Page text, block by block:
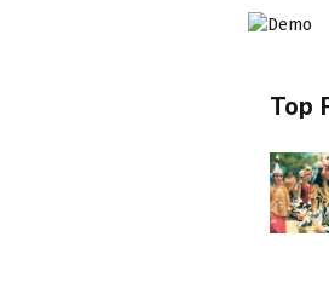
Top